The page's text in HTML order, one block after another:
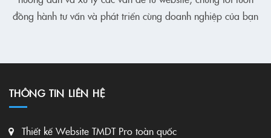
đồng hành tư vấn và phát triển cùng doanh nghiệp của bạn
THÔNG TIN LIÊN HỆ
Thiết kế Website TMDT Pro toàn quốc